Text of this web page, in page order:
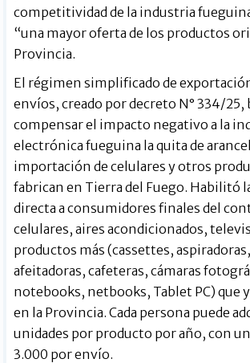
competitividad de la industria
“una mayor oferta de los productos
Provincia.
El régimen simplificado de
envíos, creado por decreto N° 334/25,
compensar el impacto negativo a la
electrónica fueguina la quita de
importación de celulares y otros
fabrican en Tierra del Fuego. Habilitó
directa a consumidores finales del
celulares, aires acondicionados,
productos más (cassettes,
afeitadoras, cafeteras, cámaras
notebooks, netbooks, Tablet PC) que
en la Provincia. Cada persona puede
unidades por producto por año, con
3.000 por envío.